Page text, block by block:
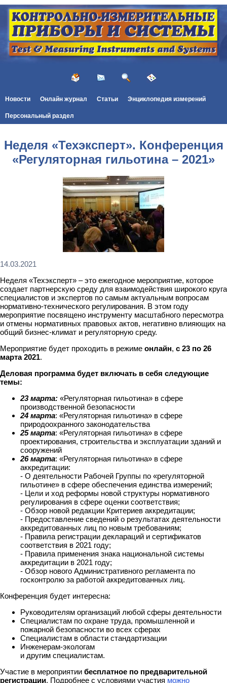
Новости Онлайн журнал Статьи Энциклопедия измерений
Персональный раздел
Неделя «Техэксперт». Конференция
«Регуляторная гильотина – 2021»
14.03.2021
Неделя «Техэксперт» – это ежегодное мероприятие, которое
создает партнерскую среду для взаимодействия широкого круга
специалистов и экспертов по самым актуальным вопросам
нормативно-технического регулирования. В этом году
мероприятие посвящено инструменту масштабного пересмотра
и отмены нормативных правовых актов, негативно влияющих на
общий бизнес-климат и регуляторную среду.
Мероприятие будет проходить в режиме онлайн, с 23 по 26
марта 2021.
Деловая программа будет включать в себя следующие
темы:
23 марта: «Регуляторная гильотина» в сфере
производственной безопасности
24 марта: «Регуляторная гильотина» в сфере
природоохранного законодательства
25 марта: «Регуляторная гильотина» в сфере
проектирования, строительства и эксплуатации зданий и
сооружений
26 марта: «Регуляторная гильотина» в сфере
аккредитации:
- О деятельности Рабочей Группы по «регуляторной
гильотине» в сфере обеспечения единства измерений;
- Цели и ход реформы новой структуры нормативного
регулирования в сфере оценки соответствия;
- Обзор новой редакции Критериев аккредитации;
- Предоставление сведений о результатах деятельности
аккредитованных лиц по новым требованиям;
- Правила регистрации деклараций и сертификатов
соответствия в 2021 году;
- Правила применения знака национальной системы
аккредитации в 2021 году;
- Обзор нового Административного регламента по
госконтролю за работой аккредитованных лиц.
Конференция будет интересна:
Руководителям организаций любой сферы деятельности
Специалистам по охране труда, промышленной и
пожарной безопасности во всех сферах
Специалистам в области стандартизации
Инженерам-экологам
и другим специалистам.
Участие в мероприятии бесплатное по предварительной
регистрации. Подробнее с условиями участия можно